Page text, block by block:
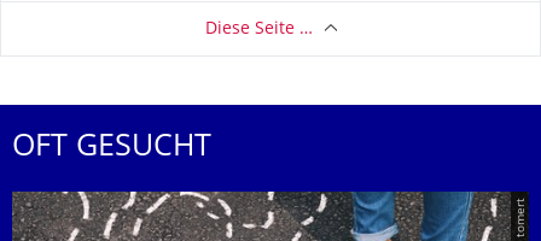
Diese Seite …
OFT GESUCHT